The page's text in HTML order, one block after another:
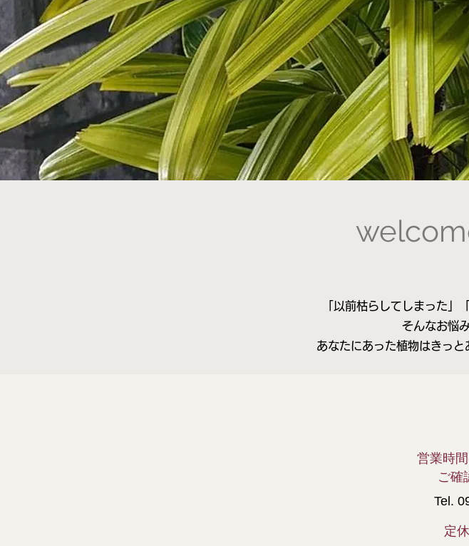
「以前枯らしてしまった」
そんなお悩
あなたにあった植物はきっと
営業時
ご確
Tel.
定